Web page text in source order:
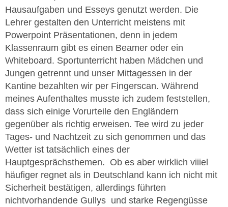
Hausaufgaben und Esseys genutzt werden. Die
Lehrer gestalten den Unterricht meistens mit
Powerpoint Präsentationen, denn in jedem
Klassenraum gibt es einen Beamer oder ein
Whiteboard. Sportunterricht haben Mädchen und
Jungen getrennt und unser Mittagessen in der
Kantine bezahlten wir per Fingerscan. Während
meines Aufenthaltes musste ich zudem feststellen,
dass sich einige Vorurteile den Engländern
gegenüber als richtig erweisen. Tee wird zu jeder
Tages- und Nachtzeit zu sich genommen und das
Wetter ist tatsächlich eines der
Hauptgesprächsthemen. Ob es aber wirklich viiiel
häufiger regnet als in Deutschland kann ich nicht mit
Sicherheit bestätigen, allerdings führten
nichtvorhandende Gullys und starke Regengüsse